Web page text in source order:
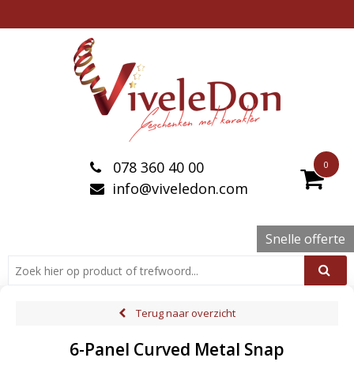
0
078 360 40 00
info@viveledon.com
Snelle offerte
Terug naar overzicht
6-Panel Curved Metal Snap